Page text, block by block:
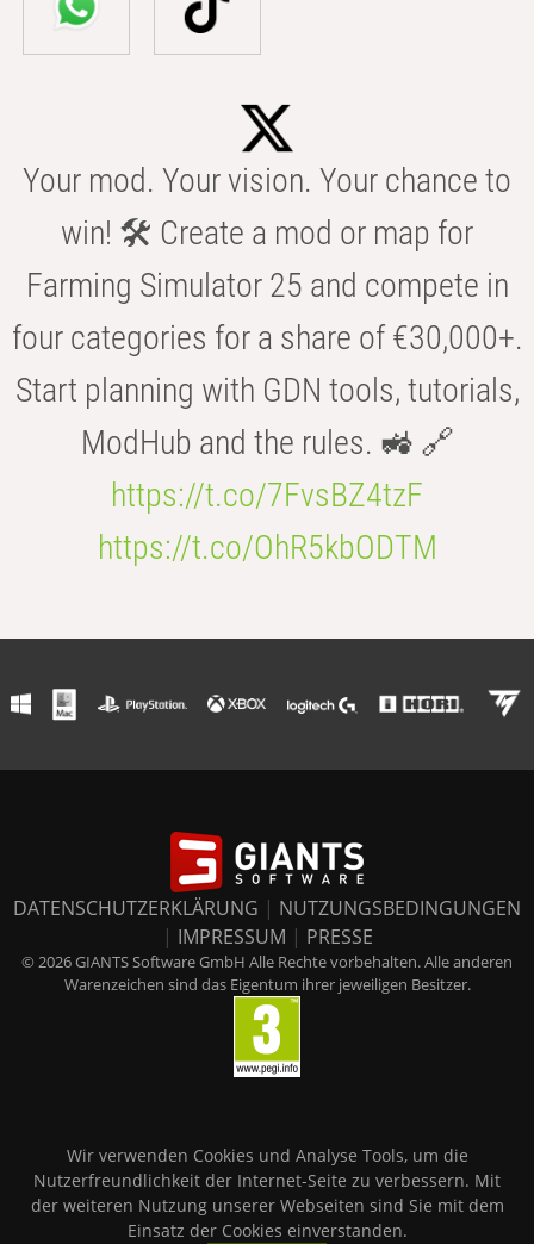
Your mod. Your vision. Your chance to
win! 🛠️ Create a mod or map for
Farming Simulator 25 and compete in
four categories for a share of €30,000+.
Start planning with GDN tools, tutorials,
ModHub and the rules. 🚜 🔗
https://t.co/7FvsBZ4tzF
https://t.co/OhR5kbODTM
DATENSCHUTZERKLÄRUNG | NUTZUNGSBEDINGUNGEN
| IMPRESSUM | PRESSE
© 2026 GIANTS Software GmbH Alle Rechte vorbehalten. Alle anderen
Warenzeichen sind das Eigentum ihrer jeweiligen Besitzer.
Wir verwenden Cookies und Analyse Tools, um die
Nutzerfreundlichkeit der Internet-Seite zu verbessern. Mit
der weiteren Nutzung unserer Webseiten sind Sie mit dem
Einsatz der Cookies einverstanden.